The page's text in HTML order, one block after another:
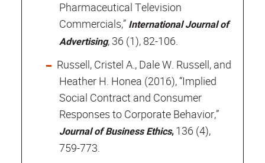
Pharmaceutical Television
Commercials,” International Journal of
Advertising, 36 (1), 82-106.
Russell, Cristel A., Dale W. Russell, and
Heather H. Honea (2016), “Implied
Social Contract and Consumer
Responses to Corporate Behavior,”
Journal of Business Ethics, 136 (4),
759-773.